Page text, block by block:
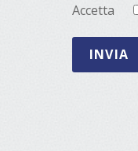
Accetta